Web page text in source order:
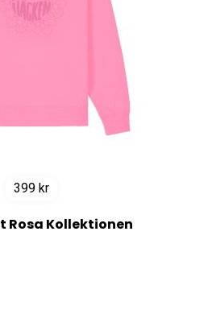
399 kr
Rosa Kollektionen